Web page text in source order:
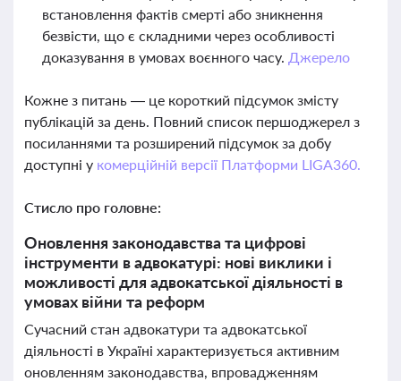
встановлення фактів смерті або зникнення
безвісти, що є складними через особливості
доказування в умовах воєнного часу. Джерело
Кожне з питань — це короткий підсумок змісту
публікацій за день. Повний список першоджерел з
посиланнями та розширений підсумок за добу
доступні у комерційній версії Платформи LIGA360.
Стисло про головне:
Оновлення законодавства та цифрові
інструменти в адвокатурі: нові виклики і
можливості для адвокатської діяльності в
умовах війни та реформ
Сучасний стан адвокатури та адвокатської
діяльності в Україні характеризується активним
оновленням законодавства, впровадженням